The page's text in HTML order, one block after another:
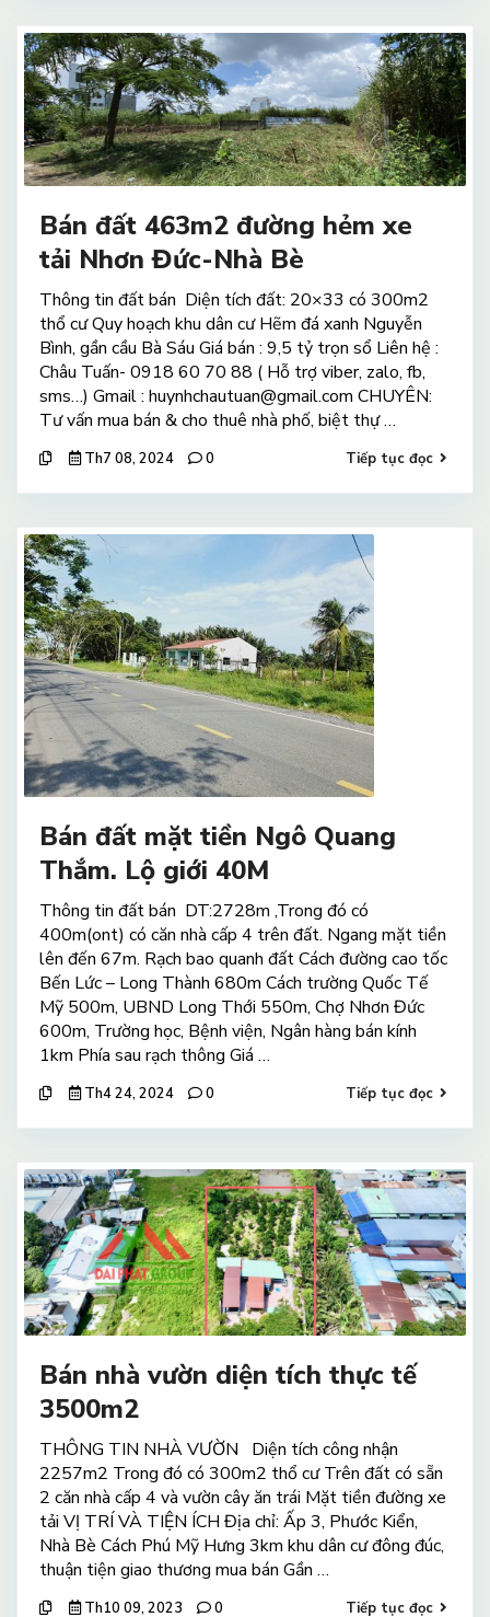
Bán đất 463m2 đường hẻm xe
tải Nhơn Đức-Nhà Bè
Thông tin đất bán Diện tích đất: 20×33 có 300m2
thổ cư Quy hoạch khu dân cư Hẽm đá xanh Nguyễn
Bình, gần cầu Bà Sáu Giá bán : 9,5 tỷ trọn sổ Liên hệ :
Châu Tuấn- 0918 60 70 88 ( Hỗ trợ viber, zalo, fb,
sms…) Gmail : huynhchautuan@gmail.com CHUYÊN:
Tư vấn mua bán & cho thuê nhà phố, biệt thự …
Th7 08, 2024 0 Tiếp tục đọc
Bán đất mặt tiền Ngô Quang
Thắm. Lộ giới 40M
Thông tin đất bán DT:2728m ,Trong đó có
400m(ont) có căn nhà cấp 4 trên đất. Ngang mặt tiền
lên đến 67m. Rạch bao quanh đất Cách đường cao tốc
Bến Lức – Long Thành 680m Cách trường Quốc Tế
Mỹ 500m, UBND Long Thới 550m, Chợ Nhơn Đức
600m, Trường học, Bệnh viện, Ngân hàng bán kính
1km Phía sau rạch thông Giá …
Th4 24, 2024 0 Tiếp tục đọc
Bán nhà vườn diện tích thực tế
3500m2
THÔNG TIN NHÀ VƯỜN Diện tích công nhận
2257m2 Trong đó có 300m2 thổ cư Trên đất có sẵn
2 căn nhà cấp 4 và vườn cây ăn trái Mặt tiền đường xe
tải VỊ TRÍ VÀ TIỆN ÍCH Địa chỉ: Ấp 3, Phước Kiển,
Nhà Bè Cách Phú Mỹ Hưng 3km khu dân cư đông đúc,
thuận tiện giao thương mua bán Gần …
Th10 09, 2023 0 Tiếp tục đọc